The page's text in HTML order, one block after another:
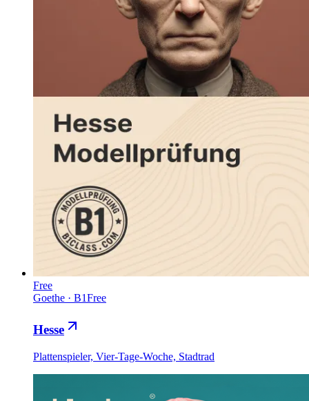
Free
Goethe · B1Free
Hesse
Plattenspieler, Vier-Tage-Woche, Stadtrad